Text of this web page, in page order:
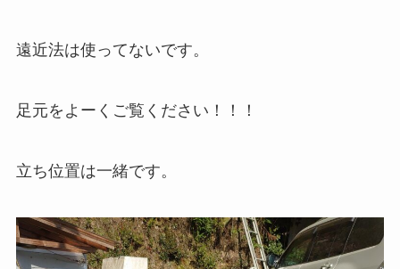
遠近法は使ってないです。
足元をよーくご覧ください！！！
立ち位置は一緒です。